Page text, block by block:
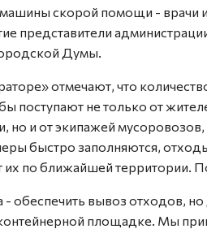
машины скорой помощи -
представители
Думы.
отмечают, что
поступают не только от
но и от экипажей
быстро заполняются,
их по ближайшей территории.
- обеспечить вывоз отходов,
площадке. Мы